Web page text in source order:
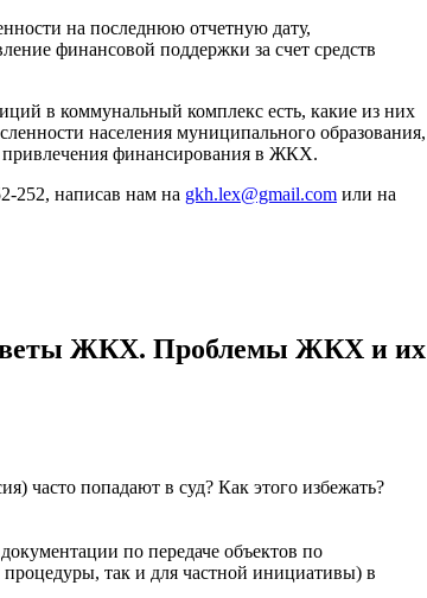
на последнюю отчетную дату,
финансовой поддержки за счет средств
в коммунальный комплекс есть, какие из них
населения муниципального образования,
финансирования в ЖКХ.
252, написав нам на gkh.lex@gmail.com или на
ЖКХ. Проблемы ЖКХ и их
часто попадают в суд? Как этого избежать?
по передаче объектов по
так и для частной инициативы) в